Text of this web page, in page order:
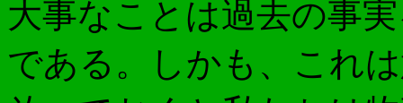
大事なことは過去の事
である。しかも、これ